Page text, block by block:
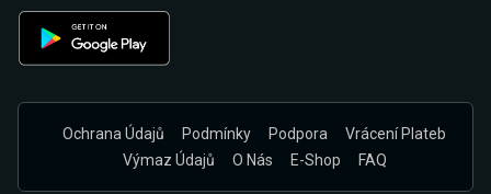
Ochrana Údajů Podmínky Podpora
Vrácení Plateb
Výmaz Údajů
O Nás E-Shop FAQ